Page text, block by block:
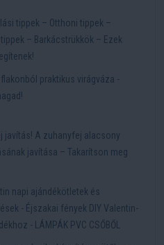
tippek – Otthoni tippek –
– Barkácstrükkök – Ezek
flakonból praktikus virágváza -
javítás! A zuhanyfej alacsony
javítása – Takarítson meg
napi ajándékötletek és
- Éjszakai fények DIY Valentin-
- LÁMPÁK PVC CSŐBŐL